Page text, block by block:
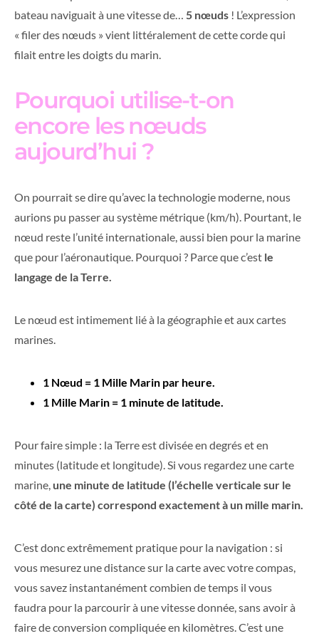
bateau naviguait à une vitesse de… 5 nœuds ! L’expression
« filer des nœuds » vient littéralement de cette corde qui
filait entre les doigts du marin.
Pourquoi utilise-t-on
encore les nœuds
aujourd’hui ?
On pourrait se dire qu’avec la technologie moderne, nous
aurions pu passer au système métrique (km/h). Pourtant, le
nœud reste l’unité internationale, aussi bien pour la marine
que pour l’aéronautique. Pourquoi ? Parce que c’est le
langage de la Terre.
Le nœud est intimement lié à la géographie et aux cartes
marines.
1 Nœud = 1 Mille Marin par heure.
1 Mille Marin = 1 minute de latitude.
Pour faire simple : la Terre est divisée en degrés et en
minutes (latitude et longitude). Si vous regardez une carte
marine, une minute de latitude (l’échelle verticale sur le
côté de la carte) correspond exactement à un mille marin.
C’est donc extrêmement pratique pour la navigation : si
vous mesurez une distance sur la carte avec votre compas,
vous savez instantanément combien de temps il vous
faudra pour la parcourir à une vitesse donnée, sans avoir à
faire de conversion compliquée en kilomètres. C’est une